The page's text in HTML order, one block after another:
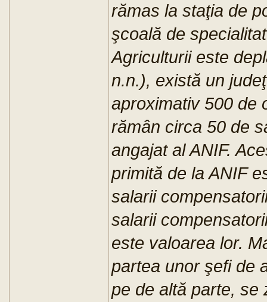
rămas la staţia de
şcoală de
Agriculturii este
n.n.), există un
aproximativ 500 de
rămân circa 50 de
angajat al ANIF.
primită de la ANIF
salarii
salarii
este valoarea lor.
partea unor şefi de
pe de altă parte, se